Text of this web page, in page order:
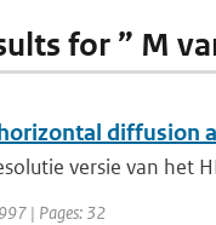
for ” M
diffusion
versie van het
| Pages: 32